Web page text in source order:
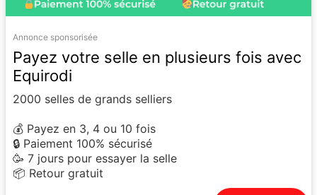
Annonce sponsorisée
Payez votre selle en plusieurs fois avec
Equirodi
2000 selles de grands selliers
💰 Payez en 3, 4 ou 10 fois
🔒 Paiement 100% sécurisé
🥳 7 jours pour essayer la selle
📦 Retour gratuit